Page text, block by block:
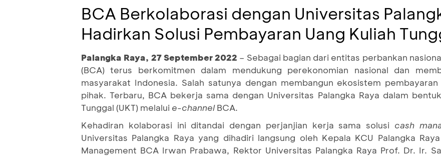
BCA Berkolaborasi dengan Universitas
Hadirkan Solusi Pembayaran Uang Kuliah
Palangka Raya, 27 September 2022 – Sebagai bagian dari entitas perbankan
(BCA) terus berkomitmen dalam mendukung perekonomian nasional dan
masyarakat Indonesia. Salah satunya dengan membangun ekosistem
pihak. Terbaru, BCA bekerja sama dengan Universitas Palangka Raya dalam
Tunggal (UKT) melalui e-channelBCA.
Kehadiran kolaborasi ini ditandai dengan perjanjian kerja sama solusi cash
Universitas Palangka Raya yang dihadiri langsung oleh Kepala KCU Palangka
Management BCA Irwan Prabawa, Rektor Universitas Palangka Raya Prof. Dr. Ir.